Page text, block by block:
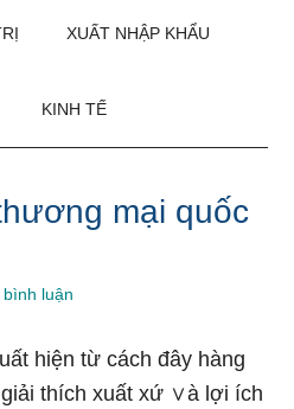
XUẤT NHẬP KHẨU
KINH TẾ
mại quốc
luận
hiện từ cách đây hàng
thích xuất xứ ∨à lợi ích